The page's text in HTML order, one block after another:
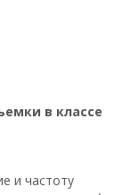
в классе
и частоту